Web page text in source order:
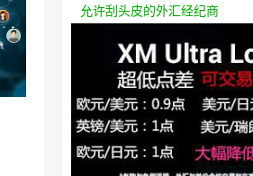
允许刮头皮的外汇经纪商